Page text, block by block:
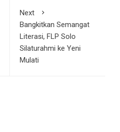
Next
Bangkitkan Semangat
Literasi, FLP Solo
Silaturahmi ke Yeni
Mulati